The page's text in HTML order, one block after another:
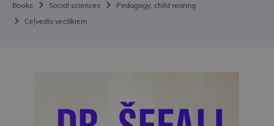
Books Social sciences
Pedagogy, child rearing
Ceļvedis vecākiem